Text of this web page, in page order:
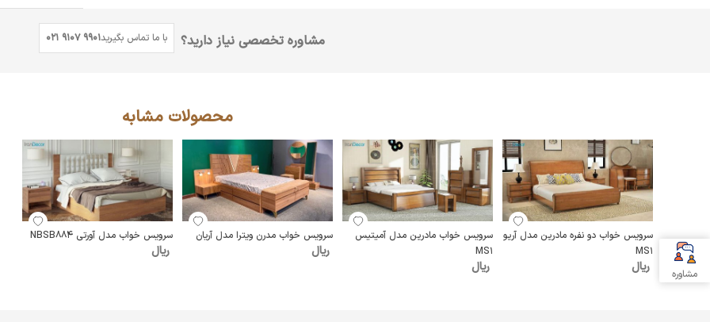
مشاوره تخصصی نیاز دارید؟ با ما تماس بگیرید021 9107 9901
محصولات مشابه
سرویس خواب دو نفره مادرین مدل آریو
MS1
ریال
سرویس خواب مادرین مدل آمیتیس
MS1
ریال
سرویس خواب مدرن ویترا مدل آریان
ریال
سرویس خواب مدل آورتی NBSB884
ریال
مشاوره